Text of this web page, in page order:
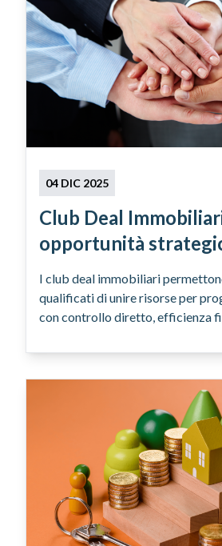
04 DIC 2025
Club Deal
opportunità
investitori qualificati
I club deal immobiliari
qualificati di unire risorse per
con controllo diretto, efficienza
l'accesso a queste opportunità.